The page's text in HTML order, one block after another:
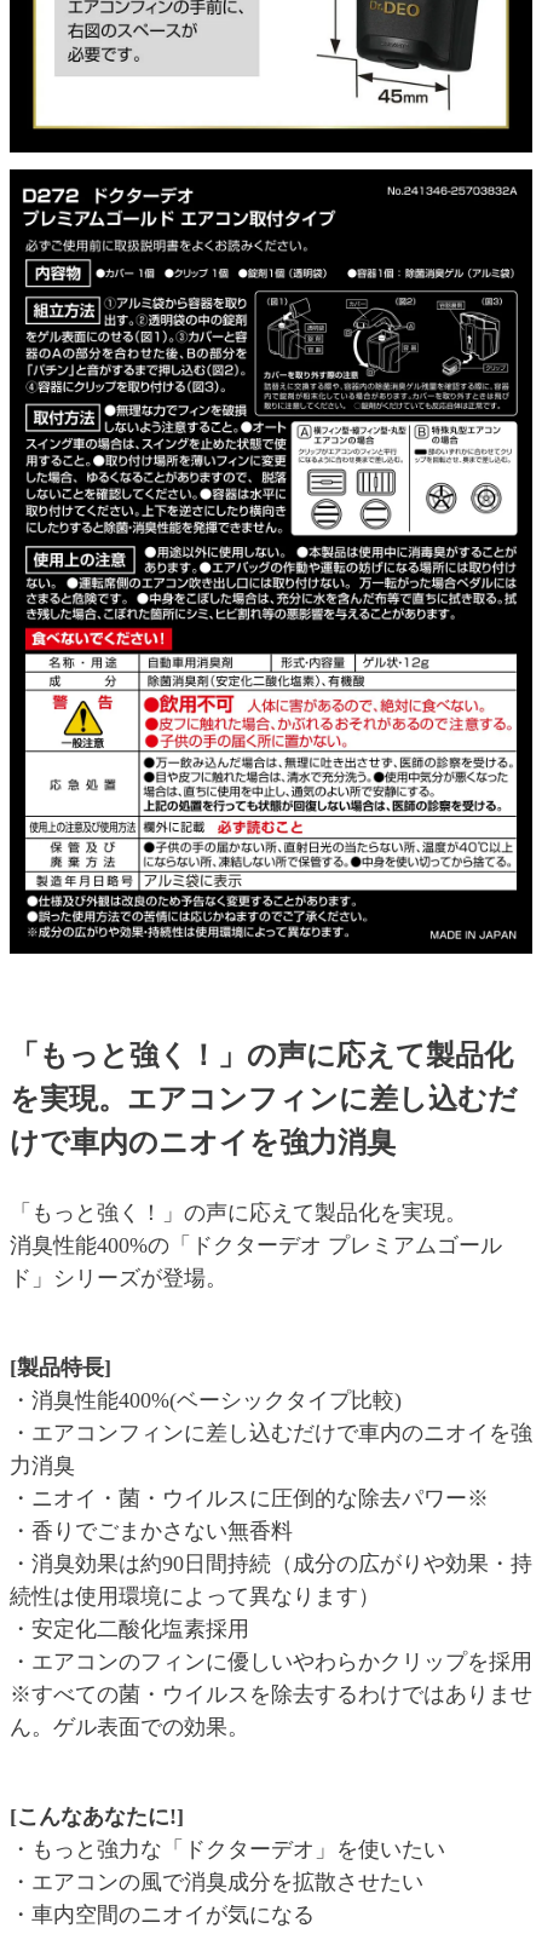
「もっと強く！」の声に応えて製品化
を実現。エアコンフィンに差し込むだ
けで車内のニオイを強力消臭
「もっと強く！」の声に応えて製品化を実現。
消臭性能400%の「ドクターデオ プレミアムゴール
ド」シリーズが登場。
[製品特長]
・消臭性能400%(ベーシックタイプ比較)
・エアコンフィンに差し込むだけで車内のニオイを強
力消臭
・ニオイ・菌・ウイルスに圧倒的な除去パワー※
・香りでごまかさない無香料
・消臭効果は約90日間持続（成分の広がりや効果・持
続性は使用環境によって異なります）
・安定化二酸化塩素採用
・エアコンのフィンに優しいやわらかクリップを採用
※すべての菌・ウイルスを除去するわけではありませ
ん。ゲル表面での効果。
[こんなあなたに!]
・もっと強力な「ドクターデオ」を使いたい
・エアコンの風で消臭成分を拡散させたい
・車内空間のニオイが気になる